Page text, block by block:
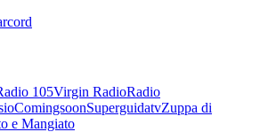
105Virgin RadioRadio
ComingsoonSuperguidatvZuppa di
e Mangiato